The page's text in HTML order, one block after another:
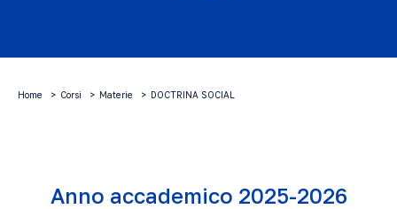
Home Corsi Materie DOCTRINA SOCIAL
Anno accademico 2025-2026